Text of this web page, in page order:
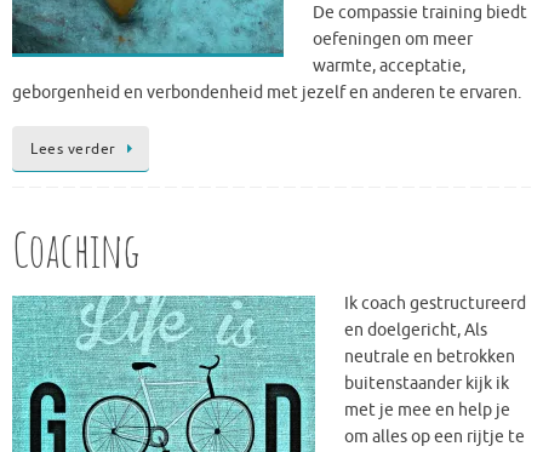
De compassie training biedt
oefeningen om meer
warmte, acceptatie,
geborgenheid en verbondenheid met jezelf en anderen te ervaren.
Lees verder
Coaching
Ik coach gestructureerd
en doelgericht, Als
neutrale en betrokken
buitenstaander kijk ik
met je mee en help je
om alles op een rijtje te